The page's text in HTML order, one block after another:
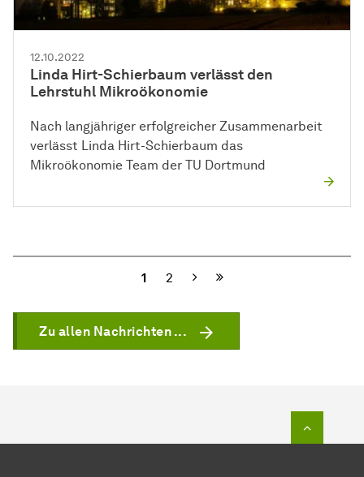
12.10.2022
Linda Hirt-Schierbaum verlässt den
Lehrstuhl Mikroökonomie
Nach langjähriger erfolgreicher Zusammenarbeit
verlässt Linda Hirt-Schierbaum das
Mikroökonomie Team der TU Dortmund
1 2 Nächste
Zu allen Nachrichten ...